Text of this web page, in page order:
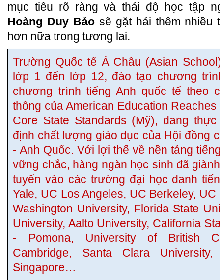
mục tiêu rõ ràng và thái độ học tập
Hoàng Duy Bảo sẽ gặt hái thêm nhiều
hơn nữa trong tương lai.
Trường Quốc tế Á Châu (Asian
lớp 1 đến lớp 12, đào tạo chương
chương trình tiếng Anh quốc tế theo
thông của American Education
Core State Standards (Mỹ), đang
định chất lượng giáo dục của Hội đồng
- Anh Quốc. Với lợi thế về nền tảng
vững chắc, hàng ngàn học sinh đã
tuyển vào các trường đại học danh
Yale, UC Los Angeles, UC Berkeley,
Washington University, Florida State
University, Aalto University, California
- Pomona, University of British
Cambridge, Santa Clara
Singapore…